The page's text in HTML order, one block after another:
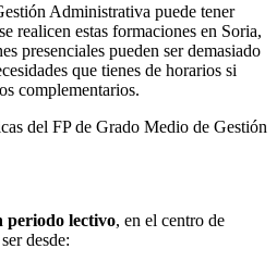
Administrativa puede tener
realicen estas formaciones en Soria,
presenciales pueden ser demasiado
que tienes de horarios si
complementarios.
del FP de Grado Medio de Gestión
periodo lectivo, en el centro de
desde: